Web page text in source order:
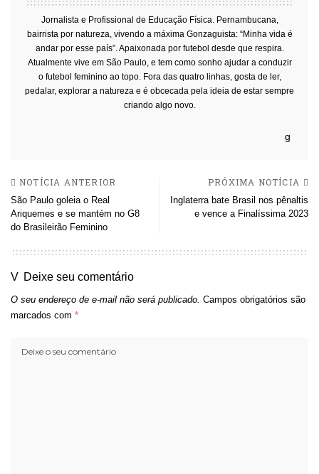
Jornalista e Profissional de Educação Física. Pernambucana,
bairrista por natureza, vivendo a máxima Gonzaguista: “Minha vida é
andar por esse país”. Apaixonada por futebol desde que respira.
Atualmente vive em São Paulo, e tem como sonho ajudar a conduzir
o futebol feminino ao topo. Fora das quatro linhas, gosta de ler,
pedalar, explorar a natureza e é obcecada pela ideia de estar sempre
criando algo novo.
NOTÍCIA ANTERIOR
São Paulo goleia o Real
Ariquemes e se mantém no G8
do Brasileirão Feminino
PRÓXIMA NOTÍCIA
Inglaterra bate Brasil nos pênaltis
e vence a Finalíssima 2023
Deixe seu comentário
O seu endereço de e-mail não será publicado. Campos obrigatórios são
marcados com *